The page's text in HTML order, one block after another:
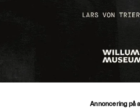
Annoncering på